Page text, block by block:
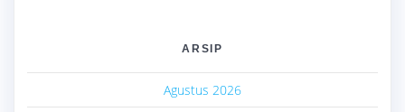
ARSIP
Agustus 2026